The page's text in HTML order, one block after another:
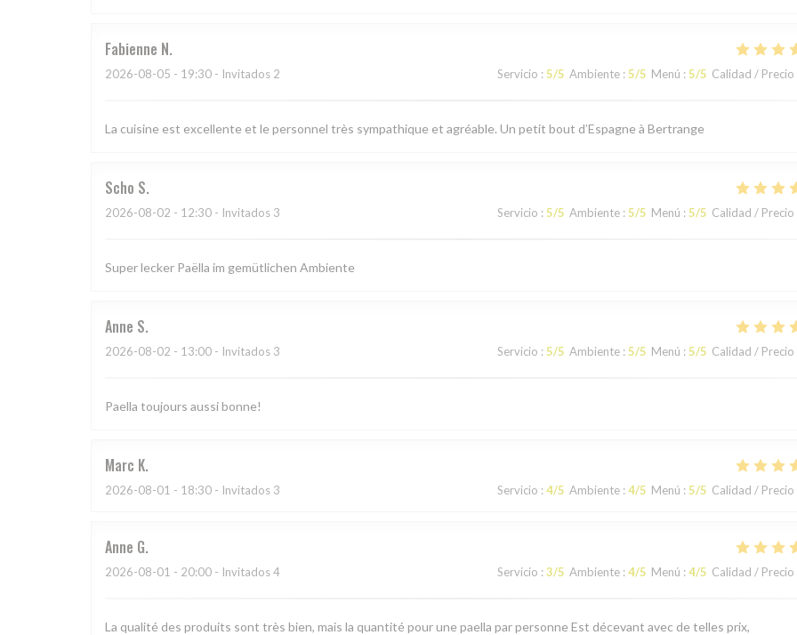
Fabienne N
2026-08-05 - 19:30 - Invitados 2 Servicio : 5/5 Ambiente : 5/5 Menú : 5/5 Calidad / Precio
La cuisine est excellente et le personnel très sympathique et agréable. Un petit bout d’Espagne à Bertrange
Scho S
2026-08-02 - 12:30 - Invitados 3 Servicio : 5/5 Ambiente : 5/5 Menú : 5/5 Calidad / Precio
Super lecker Paëlla im gemütlichen Ambiente
Anne S
2026-08-02 - 13:00 - Invitados 3 Servicio : 5/5 Ambiente : 5/5 Menú : 5/5 Calidad / Precio
Paella toujours aussi bonne!
Marc K
2026-08-01 - 18:30 - Invitados 3 Servicio : 4/5 Ambiente : 4/5 Menú : 5/5 Calidad / Precio
Anne G
2026-08-01 - 20:00 - Invitados 4 Servicio : 3/5 Ambiente : 4/5 Menú : 4/5 Calidad / Precio
La qualité des produits sont très bien, mais la quantité pour une paella par personne Est décevant avec de telles prix,